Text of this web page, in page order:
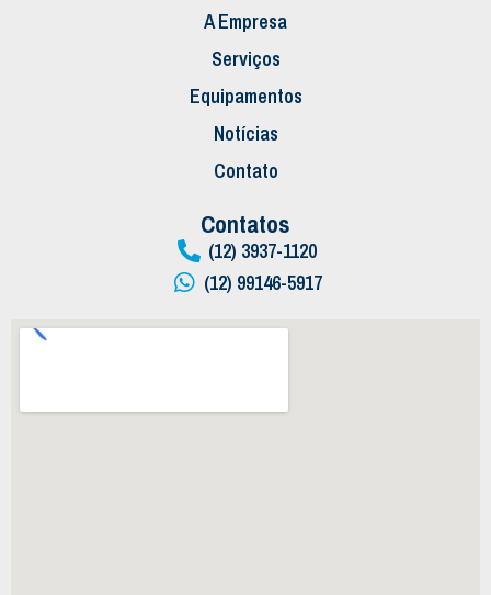
A Empresa
Serviços
Equipamentos
Notícias
Contato
Contatos
(12) 3937-1120
(12) 99146-5917